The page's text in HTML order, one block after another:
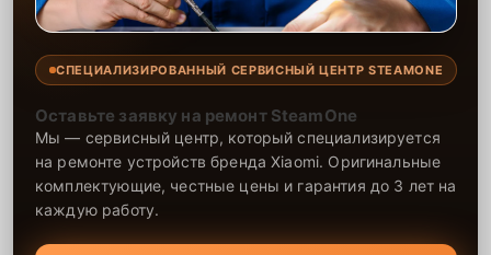
СПЕЦИАЛИЗИРОВАННЫЙ СЕРВИСНЫЙ ЦЕНТР STEAMONE
Оставьте заявку на ремонт SteamOne
Мы — сервисный центр, который специализируется
на ремонте устройств бренда Xiaomi. Оригинальные
комплектующие, честные цены и гарантия до 3 лет на
каждую работу.